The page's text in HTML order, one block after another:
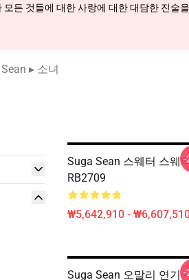
모든 것들에 대한 사랑에 대한 대담한 진
▸ 소녀
Suga Sean 스웨터 스웨
RB2709
₩5,642,910 -
-
Suga Sean 오말리 연기 --